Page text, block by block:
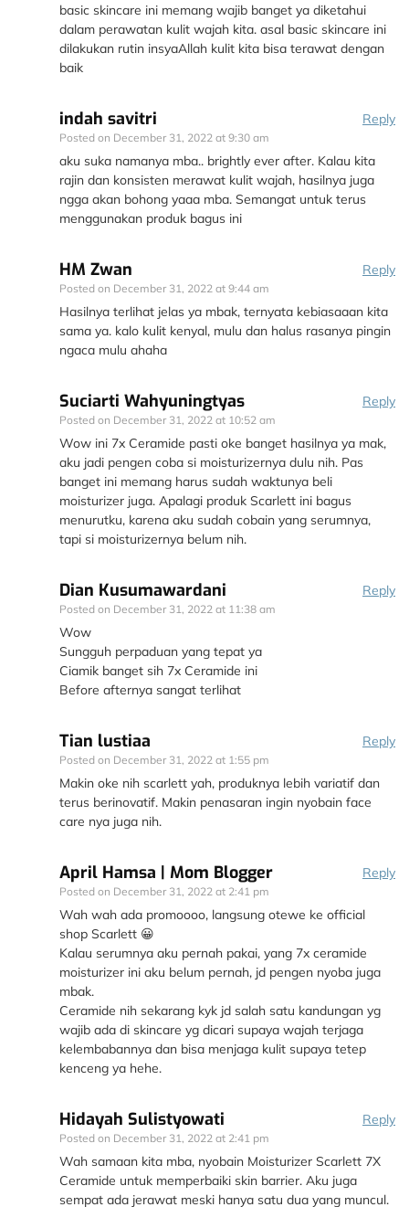
basic skincare ini memang wajib banget ya diketahui
dalam perawatan kulit wajah kita. asal basic skincare ini
dilakukan rutin insyaAllah kulit kita bisa terawat dengan
baik
indah savitri
Posted on December 31, 2022 at 9:30 am
Reply
aku suka namanya mba.. brightly ever after. Kalau kita
rajin dan konsisten merawat kulit wajah, hasilnya juga
ngga akan bohong yaaa mba. Semangat untuk terus
menggunakan produk bagus ini
HM Zwan
Posted on December 31, 2022 at 9:44 am
Reply
Hasilnya terlihat jelas ya mbak, ternyata kebiasaaan kita
sama ya. kalo kulit kenyal, mulu dan halus rasanya pingin
ngaca mulu ahaha
Suciarti Wahyuningtyas
Posted on December 31, 2022 at 10:52 am
Reply
Wow ini 7x Ceramide pasti oke banget hasilnya ya mak,
aku jadi pengen coba si moisturizernya dulu nih. Pas
banget ini memang harus sudah waktunya beli
moisturizer juga. Apalagi produk Scarlett ini bagus
menurutku, karena aku sudah cobain yang serumnya,
tapi si moisturizernya belum nih.
Dian Kusumawardani
Posted on December 31, 2022 at 11:38 am
Reply
Wow
Sungguh perpaduan yang tepat ya
Ciamik banget sih 7x Ceramide ini
Before afternya sangat terlihat
Tian lustiaa
Posted on December 31, 2022 at 1:55 pm
Reply
Makin oke nih scarlett yah, produknya lebih variatif dan
terus berinovatif. Makin penasaran ingin nyobain face
care nya juga nih.
April Hamsa | Mom Blogger
Posted on December 31, 2022 at 2:41 pm
Reply
Wah wah ada promoooo, langsung otewe ke official
shop Scarlett 😀
Kalau serumnya aku pernah pakai, yang 7x ceramide
moisturizer ini aku belum pernah, jd pengen nyoba juga
mbak.
Ceramide nih sekarang kyk jd salah satu kandungan yg
wajib ada di skincare yg dicari supaya wajah terjaga
kelembabannya dan bisa menjaga kulit supaya tetep
kenceng ya hehe.
Hidayah Sulistyowati
Posted on December 31, 2022 at 2:41 pm
Reply
Wah samaan kita mba, nyobain Moisturizer Scarlett 7X
Ceramide untuk memperbaiki skin barrier. Aku juga
sempat ada jerawat meski hanya satu dua yang muncul.